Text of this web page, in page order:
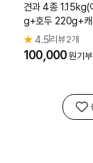
견과 4종 1.15kg(
g+호두 220g+캐
리 각 300g)
★4.5 리뷰 2개
100,000원 기부